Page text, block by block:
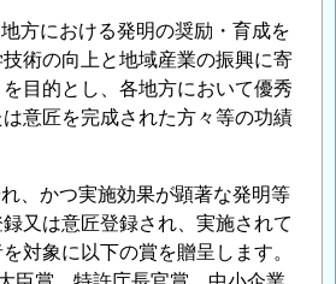
方における発明の奨励・育成を
技術の向上と地域産業の振興に寄
目的とし、各地方において優秀
意匠を完成された方々等の功績
、かつ実施効果が顕著な発明等
録又は意匠登録され、実施されて
対象に以下の賞を贈呈します。